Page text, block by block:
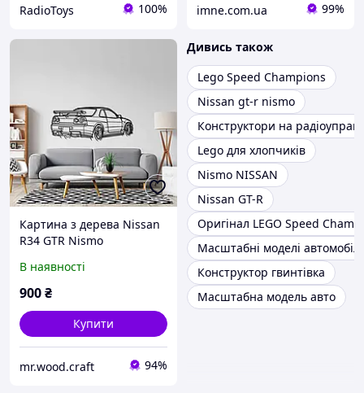
RadioToys 100% imne.com.ua 99%
Картина з дерева Nissan
R34 GTR Nismo
В наявності
900₴
Купити
mr.wood.craft 94%
Дивись також
Lego Speed Champions
Nissan gt-r nismo
Конструктори на
Lego для хлопчиків
Nismo NISSAN
Nissan GT-R
Оригінал LEGO Speed
Масштабні моделі
Конструктор гвинтівка
Масштабна модель авто